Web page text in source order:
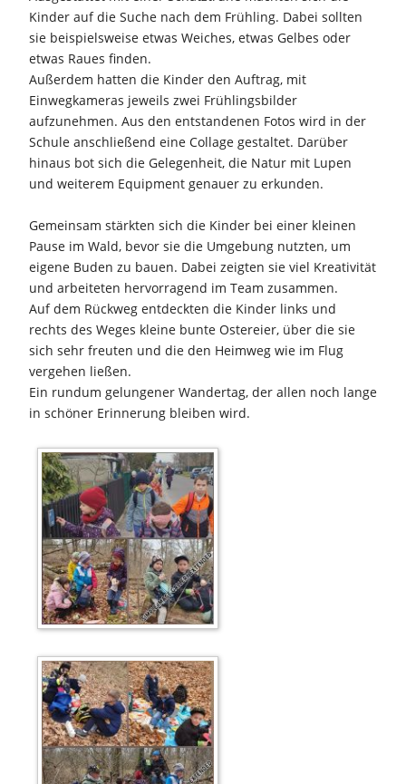
Kinder auf die Suche nach dem Frühling. Dabei sollten
sie beispielsweise etwas Weiches, etwas Gelbes oder
etwas Raues finden.
Außerdem hatten die Kinder den Auftrag, mit
Einwegkameras jeweils zwei Frühlingsbilder
aufzunehmen. Aus den entstandenen Fotos wird in der
Schule anschließend eine Collage gestaltet. Darüber
hinaus bot sich die Gelegenheit, die Natur mit Lupen
und weiterem Equipment genauer zu erkunden.
Gemeinsam stärkten sich die Kinder bei einer kleinen
Pause im Wald, bevor sie die Umgebung nutzten, um
eigene Buden zu bauen. Dabei zeigten sie viel Kreativität
und arbeiteten hervorragend im Team zusammen.
Auf dem Rückweg entdeckten die Kinder links und
rechts des Weges kleine bunte Ostereier, über die sie
sich sehr freuten und die den Heimweg wie im Flug
vergehen ließen.
Ein rundum gelungener Wandertag, der allen noch lange
in schöner Erinnerung bleiben wird.